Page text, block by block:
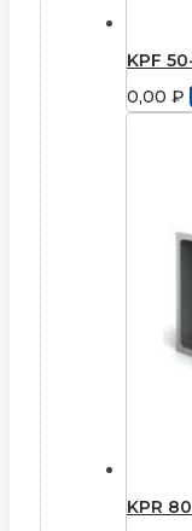
KPF
0,00 ₽
KPR